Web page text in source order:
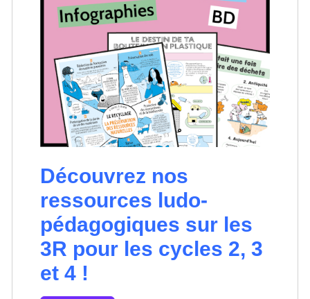
Découvrez nos
ressources ludo-
pédagogiques sur les
3R pour les cycles 2, 3
et 4 !